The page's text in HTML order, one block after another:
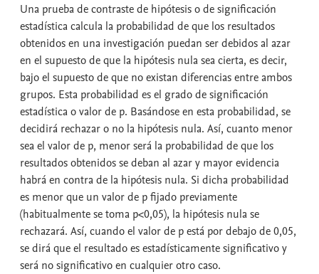
Una prueba de contraste de hipótesiso designificación
estadísticacalcula la probabilidad de que los resultados
obtenidos en una investigación puedan ser debidos al azar
en el supuesto de que la hipótesis nula sea cierta, es decir,
bajo el supuesto de que no existan diferencias entre ambos
grupos. Esta probabilidad es el grado de significación
estadísticao valor de p. Basándose en esta probabilidad, se
decidirá rechazar o no la hipótesis nula. Así, cuanto menor
sea el valor de p, menor será la probabilidad de que los
resultados obtenidos se deban al azar y mayor evidencia
habrá en contra de la hipótesis nula. Si dicha probabilidad
es menor que un valor de p fijado previamente
(habitualmente se toma p<0,05), la hipótesis nula se
rechazará. Así, cuando el valor de p está por debajo de 0,05,
se dirá que el resultado esestadísticamente significativoy
será no significativoen cualquier otro caso.